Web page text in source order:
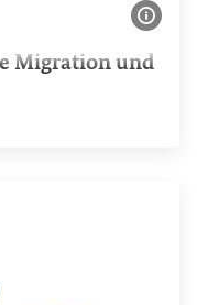
Migration und